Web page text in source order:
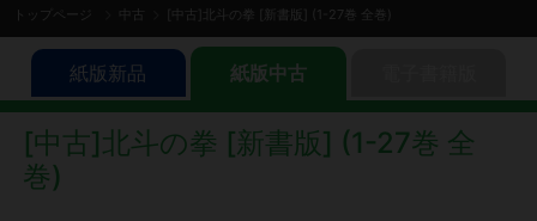
トップページ 中古 [中古]北斗の拳 [新書版] (1-27巻 全巻)
紙版新品 紙版中古
[中古]北斗の拳 [新書版] (1-27巻 全
巻)